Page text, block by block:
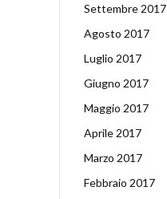
Settembre 2017
Agosto 2017
Luglio 2017
Giugno 2017
Maggio 2017
Aprile 2017
Marzo 2017
Febbraio 2017